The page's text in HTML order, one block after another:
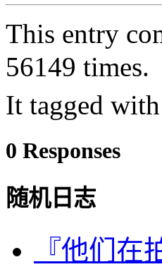
This entry
56149 times.
It tagged with
0 Responses
随机日志
『他们在